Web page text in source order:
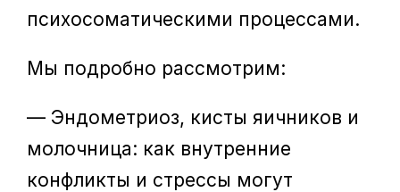
психосоматическими процессами.
Мы подробно рассмотрим:
— Эндометриоз, кисты яичников и
молочница: как внутренние
конфликты и стрессы могут